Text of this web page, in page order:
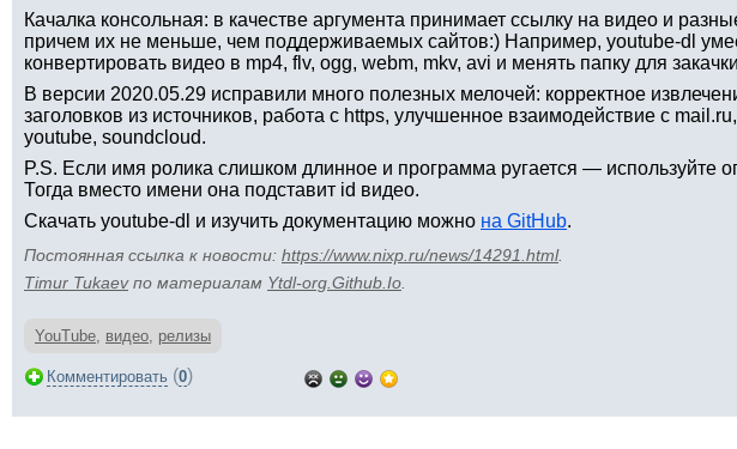
Качалка консольная: в качестве аргумента принимает ссылку на видео и
причем их не меньше, чем поддерживаемых сайтов:) Например, youtube-dl
конвертировать видео в mp4, flv, ogg, webm, mkv, avi и менять папку для
В версии 2020.05.29 исправили много полезных мелочей: корректное
заголовков из источников, работа с https, улучшенное взаимодействие с
youtube, soundcloud.
P.S. Если имя ролика слишком длинное и программа ругается — используйте
Тогда вместо имени она подставит id видео.
Скачать youtube-dl и изучить документацию можно на GitHub.
Постоянная ссылка к новости: https://www.nixp.ru/news/14291.html.
Timur Tukaevпо материалам Ytdl-org.Github.Io
YouTube, видео, релизы
Комментировать (0)